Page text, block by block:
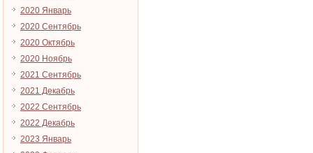
2020 Январь
2020 Сентябрь
2020 Октябрь
2020 Ноябрь
2021 Сентябрь
2021 Декабрь
2022 Сентябрь
2022 Декабрь
2023 Январь